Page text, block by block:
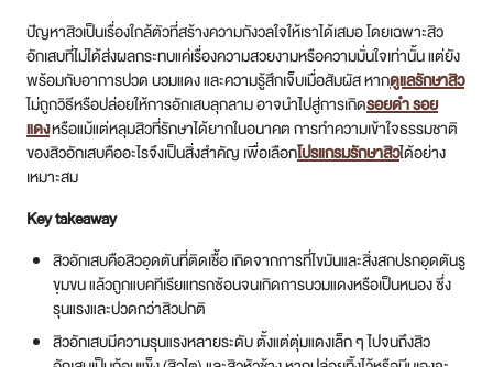
บทความ
โปรโมชั่น
รายชื่อสาขา
สาขา Siam Paragon
สาขา Asoke
สาขา MRT สุทธิสาร
ปัญหาสิวเป็นเรื่องใกล้ตัวที่สร้างความกังวลใจให้เราได้เสมอ โดยเฉพาะสิว
อักเสบที่ไม่ได้ส่งผลกระทบแค่เรื่องความสวยงามหรือความมั่นใจเท่านั้น แต่ยัง
พร้อมกับอาการปวด บวมแดง และความรู้สึกเจ็บเมื่อสัมผัส หากดูแลรักษาสิว
ไม่ถูกวิธีหรือปล่อยให้การอักเสบลุกลาม อาจนำไปสู่การเกิดรอยดำ รอย
แดงหรือแม้แต่หลุมสิวที่รักษาได้ยากในอนาคต การทำความเข้าใจธรรมชาติ
ของสิวอักเสบคืออะไรจึงเป็นสิ่งสำคัญ เพื่อเลือกโปรแกรมรักษาสิวได้อย่าง
เหมาะสม
Key takeaway
สิวอักเสบคือสิวอุดตันที่ติดเชื้อ เกิดจากการที่ไขมันและสิ่งสกปรกอุดตันรู
ขุมขน แล้วถูกแบคทีเรียแทรกซ้อนจนเกิดการบวมแดงหรือเป็นหนอง ซึ่ง
รุนแรงและปวดกว่าสิวปกติ
สิวอักเสบมีความรุนแรงหลายระดับ ตั้งแต่ตุ่มแดงเล็ก ๆ ไปจนถึงสิว